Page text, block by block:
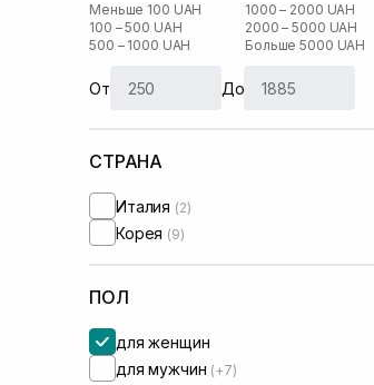
Меньше 100 UAH
100 – 500 UAH
500 – 1000 UAH
1000 – 2000 UAH
2000 – 5000 UAH
Больше 5000 UAH
От До
СТРАНА
Италия (2)
Корея (9)
ПОЛ
для женщин
для мужчин (+7)